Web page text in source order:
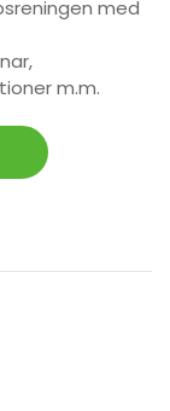
med
m.m.